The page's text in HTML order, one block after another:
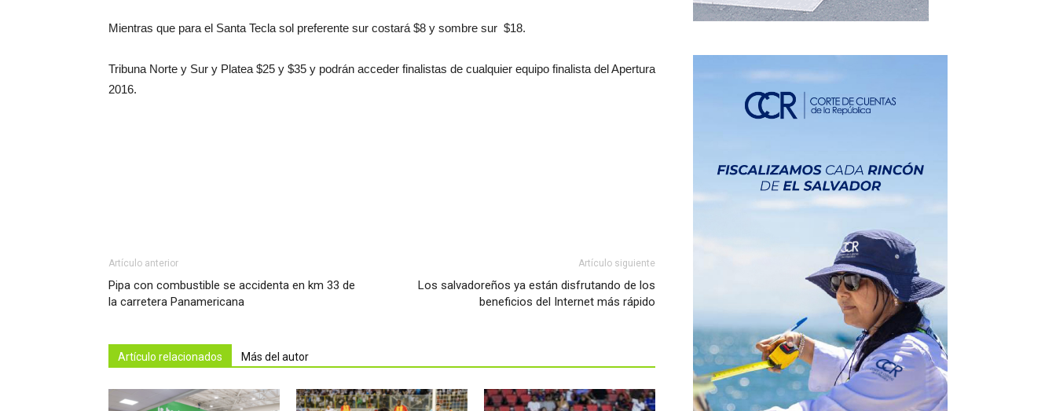
Mientras que para el Santa Tecla sol preferente sur costará $8 y sombre sur $18.
Tribuna Norte y Sur y Platea $25 y $35 y podrán acceder finalistas de cualquier equipo finalista del Apertura
2016.
Artículo anterior
Pipa con combustible se accidenta en km 33 de
la carretera Panamericana
Artículo siguiente
Los salvadoreños ya están disfrutando de los
beneficios del Internet más rápido
Artículo relacionados Más del autor